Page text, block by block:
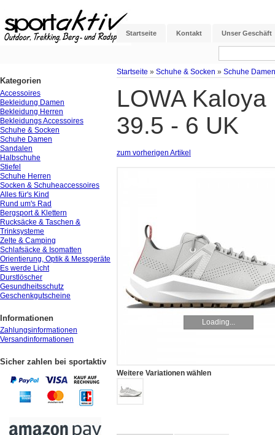
Startseite Kontakt Unser Geschäft
Startseite » Schuhe & Socken » Schuhe Damen
LOWA
39.5 - 6 UK
zum vorherigen Artikel
Loading...
Weitere Variationen wählen
Kategorien
Accessoires
Bekleidung Damen
Bekleidung Herren
Bekleidungs Accessoires
Schuhe & Socken
Schuhe Damen
Sandalen
Halbschuhe
Stiefel
Schuhe Herren
Socken & Schuheaccessoires
Alles für's Kind
Rund um's Rad
Bergsport & Klettern
Rucksäcke & Taschen &
Trinksysteme
Zelte & Camping
Schlafsäcke & Isomatten
Orientierung, Optik & Messgeräte
Es werde Licht
Durstlöscher
Gesundheitsschutz
Geschenkgutscheine
Informationen
Zahlungsinformationen
Versandinformationen
Sicher zahlen bei sportaktiv